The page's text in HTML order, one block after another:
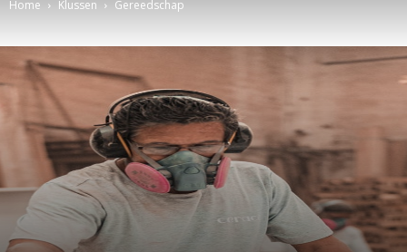
Home Klussen Gereedschap